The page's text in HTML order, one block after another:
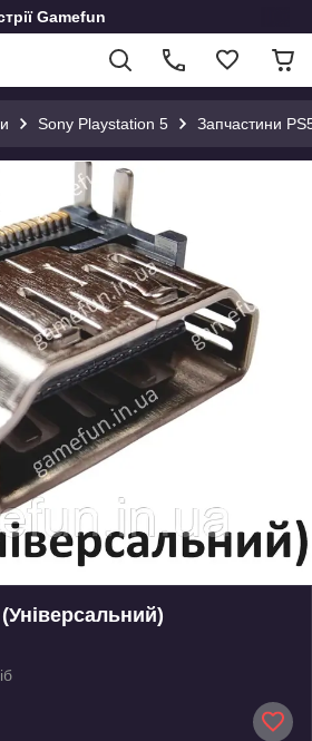
Gamefun
Sony Playstation 5 Запчастини